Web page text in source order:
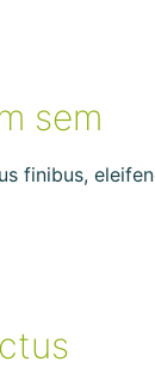
sem
finibus,